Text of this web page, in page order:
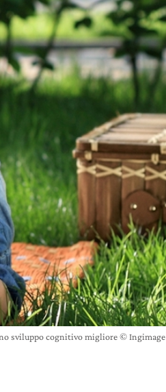
sviluppo cognitivo migliore © Ingimage